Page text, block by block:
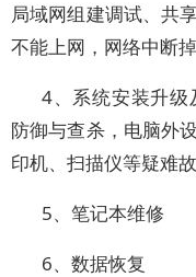
局域网组建调试、共
不能上网，网络中断
4、系统安装升级
防御与查杀，电脑外
印机、扫描仪等疑难故
5、笔记本维修
6、数据恢复